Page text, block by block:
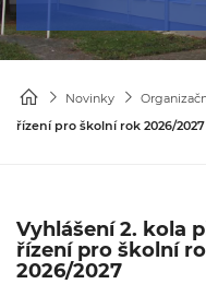
Novinky
řízení pro školní rok 2026/2027
Vyhlášení 2. kola
řízení pro školní
2026/2027